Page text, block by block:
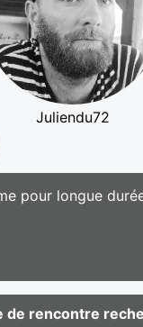
Juliendu72
pour longue
de rencontre